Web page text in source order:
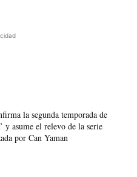
la segunda temporada de
y asume el relevo de la serie
por Can Yaman